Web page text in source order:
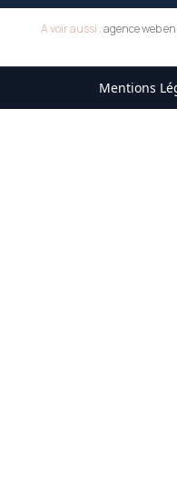
A voir aussi :agence web
Mentions